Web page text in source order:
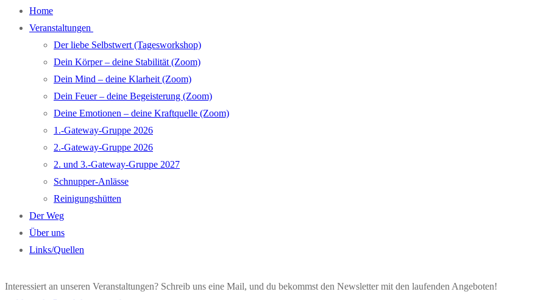
Home
Veranstaltungen
Der liebe Selbstwert (Tagesworkshop)
Dein Körper – deine Stabilität (Zoom)
Dein Mind – deine Klarheit (Zoom)
Dein Feuer – deine Begeisterung (Zoom)
Deine Emotionen – deine Kraftquelle (Zoom)
1.-Gateway-Gruppe 2026
2.-Gateway-Gruppe 2026
2. und 3.-Gateway-Gruppe 2027
Schnupper-Anlässe
Reinigungshütten
Der Weg
Über uns
Links/Quellen
Interessiert an unseren Veranstaltungen? Schreib uns eine Mail, und du bekommst den Newsletter mit den laufenden Angeboten!